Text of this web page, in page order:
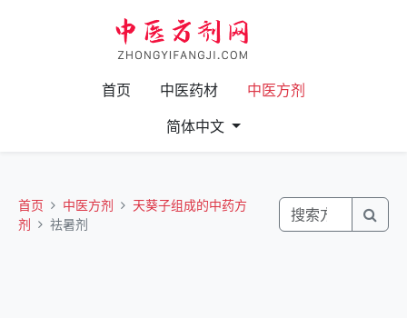
首页 中医药材
中医方剂
简体中文
首页 中医方剂
天葵子组成的中药方
剂
祛暑剂